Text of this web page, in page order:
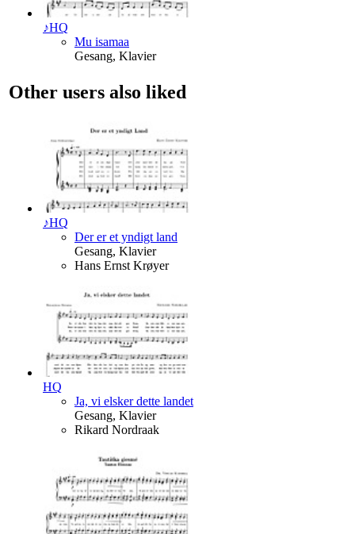
♪HQ
Mu isamaa
Gesang, Klavier
Other users also liked
♪HQ
Der er et yndigt land
Gesang, Klavier
Hans Ernst Krøyer
HQ
Ja, vi elsker dette landet
Gesang, Klavier
Rikard Nordraak